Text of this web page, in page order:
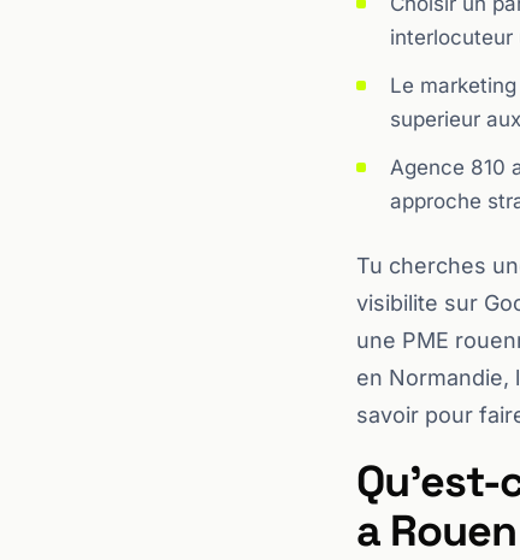
interlocuteur
Le
superieur
Agence 810
approche
Tu cherches
visibilite sur
une PME
en Normandie,
savoir pour
Qu'est-
a